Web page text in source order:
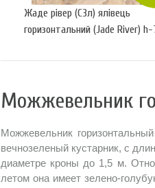
Жаде рівер (С3л) ялівець
горизонтальний (Jade River)
Можжевельник
Можжевельник
вечнозеленый кустарник, с
диаметре кроны до 1,5 м.
летом она имеет зелено-